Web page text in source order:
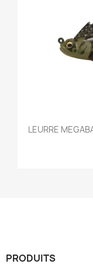
LEURRE
PRODUITS